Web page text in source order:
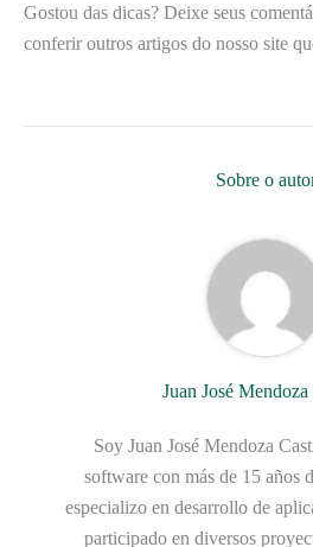
Gostou das dicas? Deixe seus
conferir outros artigos do nosso site
Sobre o
Juan José
Soy Juan José Mendoza
software con más de 15 años
especializo en desarrollo de
participado en diversos